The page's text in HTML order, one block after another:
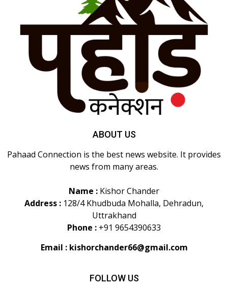
ABOUT US
Pahaad Connection is the best news website. It provides
news from many areas.
Name : Kishor Chander
Address : 128/4 Khudbuda Mohalla, Dehradun,
Uttrakhand
Phone : +91 9654390633
Email : kishorchander66@gmail.com
FOLLOW US